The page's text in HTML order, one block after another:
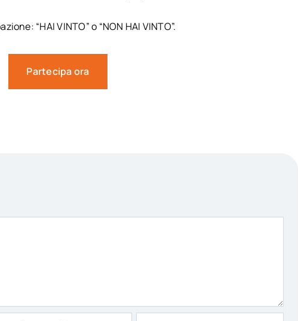
“HAI VINTO” o “NON HAI VINTO”.
Partecipa ora